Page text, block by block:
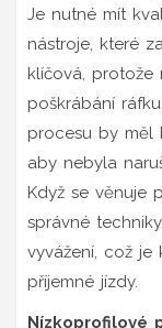
Je nutné mít
nástroje, které
klíčová, protože
poškrábání
procesu by měl
aby nebyla
Když se věnuje
správné
vyvážení, což je
příjemné jízdy.
Nízkoprofilové